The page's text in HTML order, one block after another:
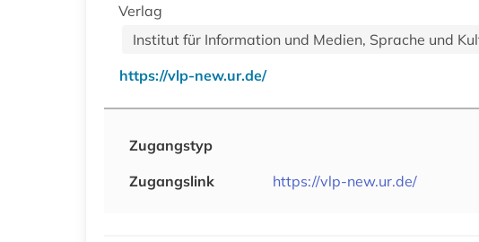
Verlag
Institut für Information und Medien, Sprache und
https://vlp-new.ur.de/
Zugangstyp
Zugangslink
https://vlp-new.ur.de/